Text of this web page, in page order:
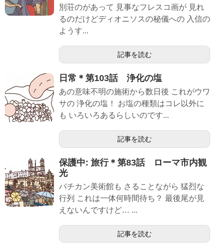
別荘のがあって 見事なフレスコ画が 見れ
るのだけどディオニソスの秘儀への 入信の
ようす...
記事を読む
日常＊第103話 浄化の塩
あの意味不明の施術から数日後 これがウワ
サの 浄化の塩！ お塩の種類はコレ以外に
も いろいろあるらしいのです...
記事を読む
保護中: 旅行＊第83話 ローマ市内観
光
バチカン美術館も さることながら 猛烈な
行列 これは一体何時間待ち？ 最後尾が見
えないんですけど… ...
記事を読む